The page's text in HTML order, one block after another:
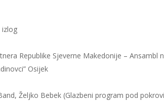
izlog
Republike Sjeverne Makedonije – Ansambl
Osijek
Željko Bebek (Glazbeni program pod